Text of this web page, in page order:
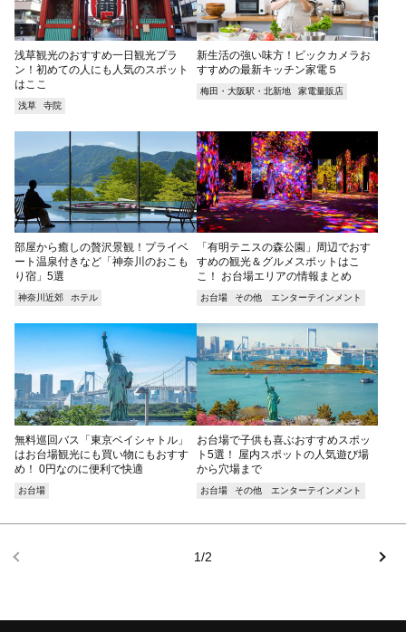
浅草観光のおすすめ一日観光プラ
ン！初めての人にも人気のスポット
はここ
浅草 寺院
新生活の強い味方！ビックカメラお
すすめの最新キッチン家電５
梅田・大阪駅・北新地 家電量販店
部屋から癒しの贅沢景観！プライベ
ート温泉付きなど「神奈川のおこも
り宿」5選
神奈川近郊 ホテル
「有明テニスの森公園」周辺でおす
すめの観光＆グルメスポットはこ
こ！ お台場エリアの情報まとめ
お台場 その他 エンターテインメント
無料巡回バス「東京ベイシャトル」
はお台場観光にも買い物にもおすす
め！ 0円なのに便利で快適
お台場
お台場で子供も喜ぶおすすめスポッ
ト5選！ 屋内スポットの人気遊び場
から穴場まで
お台場 その他 エンターテインメント
1/2